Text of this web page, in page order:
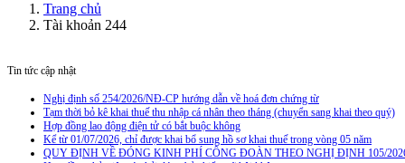
Trang chủ
Tài khoản 244
Tin tức cập nhật
Nghị định số 254/2026/NĐ-CP hướng dẫn về hoá đơn chứng từ
Tạm thời bỏ kê khai thuế thu nhập cá nhân theo tháng (chuyển sang khai theo quý)
Hợp đồng lao động điện tử có bắt buộc không
Kể từ 01/07/2026, chỉ được khai bổ sung hồ sơ khai thuế trong vòng 05 năm
QUY ĐỊNH VỀ ĐÓNG KINH PHÍ CÔNG ĐOÀN THEO NGHỊ ĐỊNH 105/